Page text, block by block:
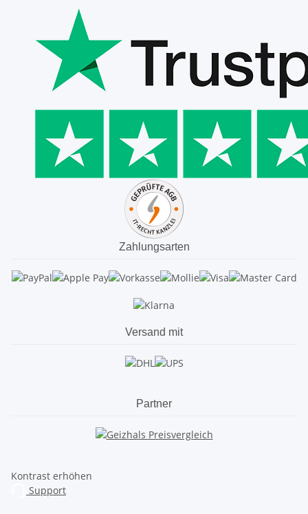
Zahlungsarten
Versand mit
Partner
Kontrast erhöhen
Support